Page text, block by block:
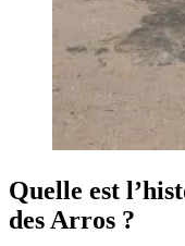
Quelle est
des Arros ?